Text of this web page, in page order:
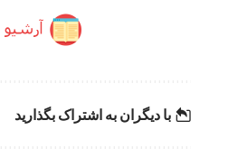
با دیگران به اشتراک بگذارید